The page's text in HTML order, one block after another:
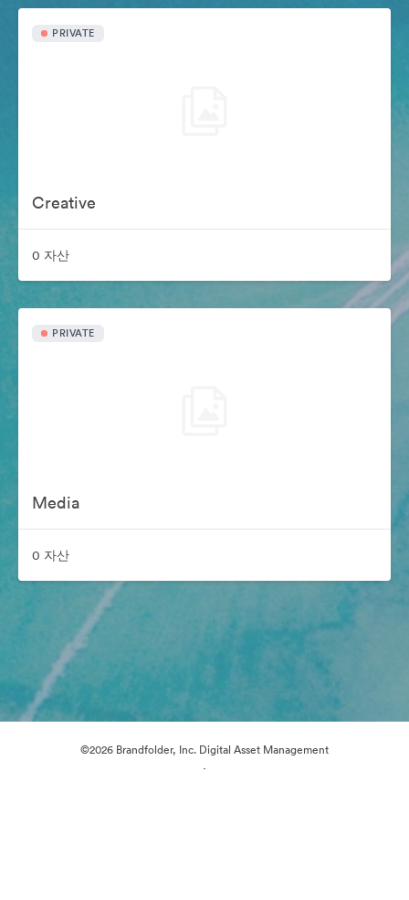
PRIVATE
Creative
0 자산
PRIVATE
Media
0 자산
©2026 Brandfolder, Inc. Digital Asset Management
·